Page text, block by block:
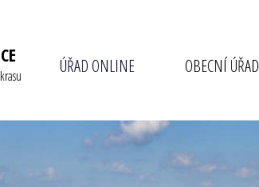
ÚŘAD ONLINE OBECNÍ ÚŘAD